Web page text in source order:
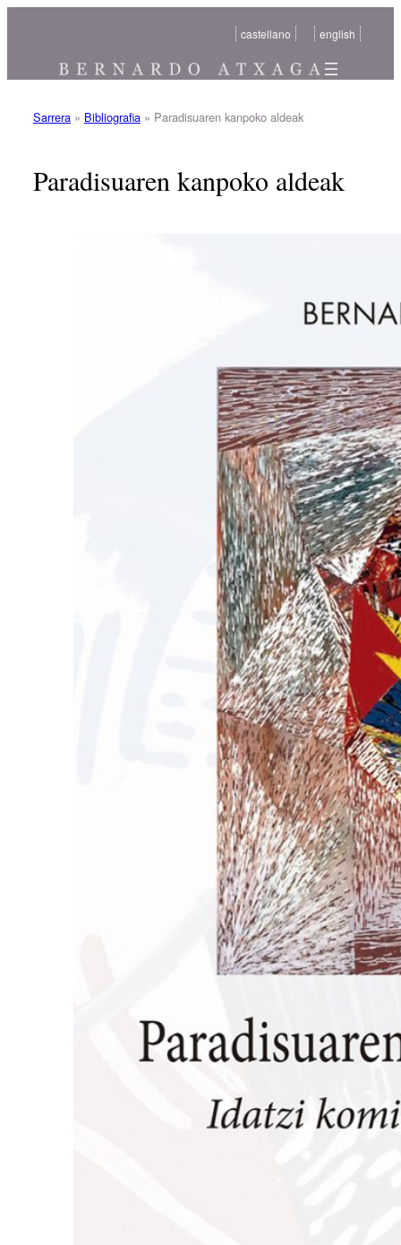
castellano english
Sarrera» Bibliografia» Paradisuaren kanpoko aldeak
Paradisuaren kanpoko aldeak